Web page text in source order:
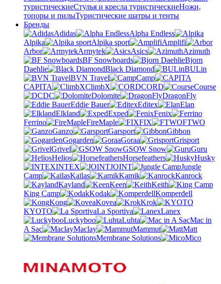
туристическиеСтулья и кресла туристическиеНожи,
топоры и пилыТуристические шатры и тенты
Бренды
Adidas
Alpha Endless
Alpika
Alpika sport
Amplifi
Arbor
Armytek Asics
Azimuth
BF Snowboards
Bjorn
Daehlie
Black Diamond
BULin
BVN Travel
Camp
CAPITA
ClimbX CORD
Course
DC
Dolomite
DragonFly
Eddie Bauer
Editex
Elan
Elkland
Exped
Fenix
Ferrino
FireMaple FIX
FTWO
Ganzo
Garsport
Gibbon
Gogarden
Goraa
Grisport
Grivel
GSOW Snow
Guru
Helios
Horsefeathers
Husky
INTEX
JOINT
Jungle
Camp
Kailas Kamik
Kanrock
Kayland
Keen
Keith
King Camp
Kodak
Komperdell
Kong
Kovea
Krok
KYOTO
La Sportiva
Lanex
Luckyboo
Luhta
Mac in
A Sac
Maclay Mammut
Matt
Membrane Solutions
Mico